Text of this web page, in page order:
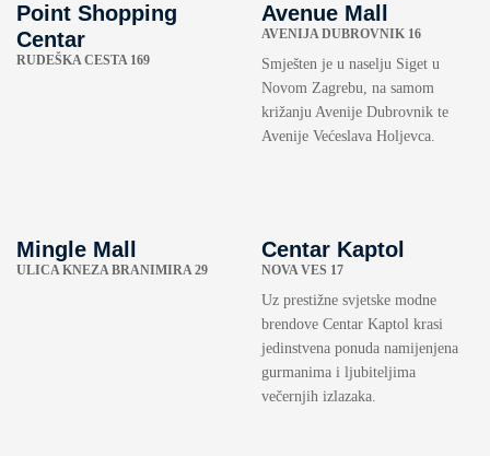
Point Shopping
Centar
RUDEŠKA CESTA 169
Avenue Mall
AVENIJA DUBROVNIK 16
Smješten je u naselju Siget u
Novom Zagrebu, na samom
križanju Avenije Dubrovnik te
Avenije Većeslava Holjevca.
Mingle Mall
ULICA KNEZA BRANIMIRA 29
Centar Kaptol
NOVA VES 17
Uz prestižne svjetske modne
brendove Centar Kaptol krasi
jedinstvena ponuda namijenjena
gurmanima i ljubiteljima
večernjih izlazaka.